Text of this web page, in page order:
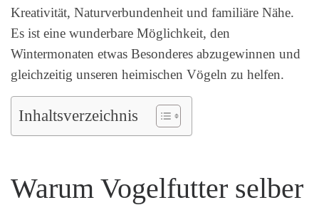
Kreativität, Naturverbundenheit und familiäre Nähe.
Es ist eine wunderbare Möglichkeit, den
Wintermonaten etwas Besonderes abzugewinnen und
gleichzeitig unseren heimischen Vögeln zu helfen.
Inhaltsverzeichnis
Warum Vogelfutter selber